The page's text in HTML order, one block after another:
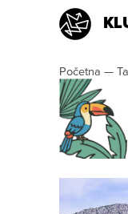
Početna —